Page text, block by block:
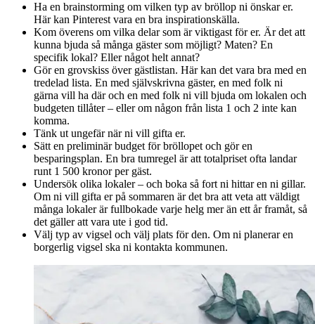
Ha en brainstorming om vilken typ av bröllop ni önskar er.
Här kan Pinterest vara en bra inspirationskälla.
Kom överens om vilka delar som är viktigast för er. Är det att
kunna bjuda så många gäster som möjligt? Maten? En
specifik lokal? Eller något helt annat?
Gör en grovskiss över gästlistan. Här kan det vara bra med en
tredelad lista. En med självskrivna gäster, en med folk ni
gärna vill ha där och en med folk ni vill bjuda om lokalen och
budgeten tillåter – eller om någon från lista 1 och 2 inte kan
komma.
Tänk ut ungefär när ni vill gifta er.
Sätt en preliminär budget för bröllopet och gör en
besparingsplan. En bra tumregel är att totalpriset ofta landar
runt 1 500 kronor per gäst.
Undersök olika lokaler – och boka så fort ni hittar en ni gillar.
Om ni vill gifta er på sommaren är det bra att veta att väldigt
många lokaler är fullbokade varje helg mer än ett år framåt, så
det gäller att vara ute i god tid.
Välj typ av vigsel och välj plats för den. Om ni planerar en
borgerlig vigsel ska ni kontakta kommunen.